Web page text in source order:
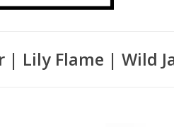
| Lily Flame | Wild